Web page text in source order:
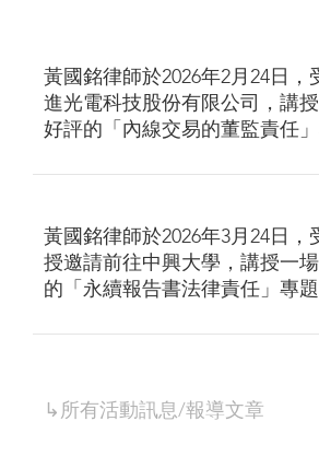
黃國銘律師於2026年2月24日，
進光電科技股份有限公司，講
好評的「內線交易的董監責任
黃國銘律師於2026年3月24日，
授邀請前往中興大學，講授一
的「永續報告書法律責任」專題
↳所有活動訊息/報導文章